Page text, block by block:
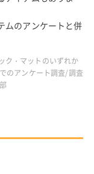
ムのアンケートと併
ク・マットのいずれか
のアンケート調査/調査